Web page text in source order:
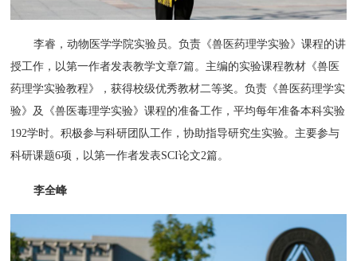
李睿，动物医学学院实验员。负责《兽医药理学实验》课程的讲
授工作，以第一作者发表教学文章7篇。主编的实验课程教材《兽医
药理学实验教程》，获得校级优秀教材二等奖。负责《兽医药理学实
验》及《兽医毒理学实验》课程的准备工作，平均每年准备本科实验
192学时。积极参与科研团队工作，协助指导研究生实验。主要参与
科研课题6项，以第一作者发表SCI论文2篇。
李全峰